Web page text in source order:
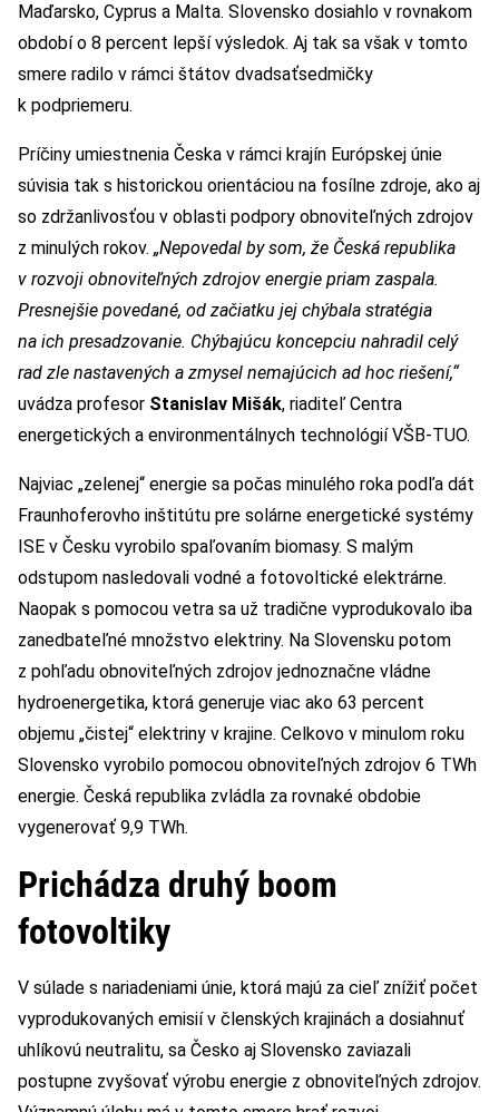
Maďarsko, Cyprus a Malta. Slovensko dosiahlo v rovnakom
období o 8 percent lepší výsledok. Aj tak sa však v tomto
smere radilo v rámci štátov dvadsaťsedmičky
k podpriemeru.
Príčiny umiestnenia Česka v rámci krajín Európskej únie
súvisia tak s historickou orientáciou na fosílne zdroje, ako aj
so zdržanlivosťou v oblasti podpory obnoviteľných zdrojov
z minulých rokov. „Nepovedal by som, že Česká republika
v rozvoji obnoviteľných zdrojov energie priam zaspala.
Presnejšie povedané, od začiatku jej chýbala stratégia
na ich presadzovanie. Chýbajúcu koncepciu nahradil celý
rad zle nastavených a zmysel nemajúcich ad hoc riešení,“
uvádza profesor Stanislav Mišák, riaditeľ Centra
energetických a environmentálnych technológií VŠB-TUO.
Najviac „zelenej“ energie sa počas minulého roka podľa dát
Fraunhoferovho inštitútu pre solárne energetické systémy
ISE v Česku vyrobilo spaľovaním biomasy. S malým
odstupom nasledovali vodné a fotovoltické elektrárne.
Naopak s pomocou vetra sa už tradične vyprodukovalo iba
zanedbateľné množstvo elektriny. Na Slovensku potom
z pohľadu obnoviteľných zdrojov jednoznačne vládne
hydroenergetika, ktorá generuje viac ako 63 percent
objemu „čistej“ elektriny v krajine. Celkovo v minulom roku
Slovensko vyrobilo pomocou obnoviteľných zdrojov 6 TWh
energie. Česká republika zvládla za rovnaké obdobie
vygenerovať 9,9 TWh.
Prichádza druhý boom
fotovoltiky
V súlade s nariadeniami únie, ktorá majú za cieľ znížiť počet
vyprodukovaných emisií v členských krajinách a dosiahnuť
uhlíkovú neutralitu, sa Česko aj Slovensko zaviazali
postupne zvyšovať výrobu energie z obnoviteľných zdrojov.